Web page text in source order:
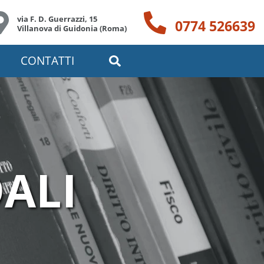
via F. D. Guerrazzi, 15
Villanova di Guidonia (Roma)
0774 526639
CONTATTI